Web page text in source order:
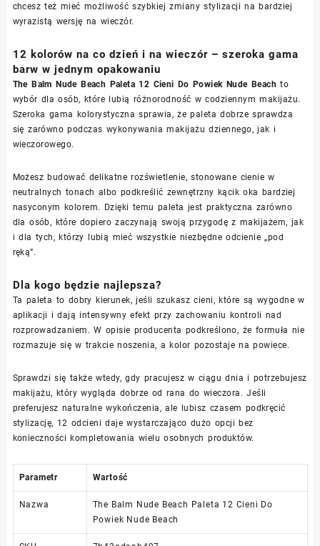
chcesz też mieć możliwość szybkiej zmiany stylizacji na bardziej
wyrazistą wersję na wieczór.
12 kolorów na co dzień i na wieczór – szeroka gama
barw w jednym opakowaniu
The Balm Nude Beach Paleta 12 Cieni Do Powiek Nude Beach to
wybór dla osób, które lubią różnorodność w codziennym makijażu.
Szeroka gama kolorystyczna sprawia, że paleta dobrze sprawdza
się zarówno podczas wykonywania makijażu dziennego, jak i
wieczorowego.
Możesz budować delikatne rozświetlenie, stonowane cienie w
neutralnych tonach albo podkreślić zewnętrzny kącik oka bardziej
nasyconym kolorem. Dzięki temu paleta jest praktyczna zarówno
dla osób, które dopiero zaczynają swoją przygodę z makijażem, jak
i dla tych, którzy lubią mieć wszystkie niezbędne odcienie „pod
ręką”.
Dla kogo będzie najlepsza?
Ta paleta to dobry kierunek, jeśli szukasz cieni, które są wygodne w
aplikacji i dają intensywny efekt przy zachowaniu kontroli nad
rozprowadzaniem. W opisie producenta podkreślono, że formuła nie
rozmazuje się w trakcie noszenia, a kolor pozostaje na powiece.
Sprawdzi się także wtedy, gdy pracujesz w ciągu dnia i potrzebujesz
makijażu, który wygląda dobrze od rana do wieczora. Jeśli
preferujesz naturalne wykończenia, ale lubisz czasem podkręcić
stylizację, 12 odcieni daje wystarczająco dużo opcji bez
konieczności kompletowania wielu osobnych produktów.
Parametr Wartość
Nazwa
The Balm Nude Beach Paleta 12 Cieni Do
Powiek Nude Beach